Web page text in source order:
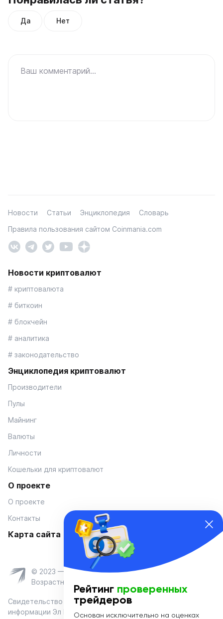
Да Нет
Ваш комментарий...
Новости Статьи Энциклопедия
Словарь
Правила пользования сайтом Coinmania.com
Новости криптовалют
# криптовалюта
# биткоин
# блокчейн
# аналитика
# законодательство
Энциклопедия криптовалют
Производители
Пулы
Майнинг
Валюты
Личности
Кошельки для криптовалют
О проекте
О проекте
Контакты
Карта сайта
© 2023 — Coinmania
Возрастное ограничение 16+
Свидетельство о регистрации средства массовой
информации Эл № ФС 77-74908 от «25» января 2019 г.
Рейтинг проверенных
трейдеров
Основан исключительно на оценках